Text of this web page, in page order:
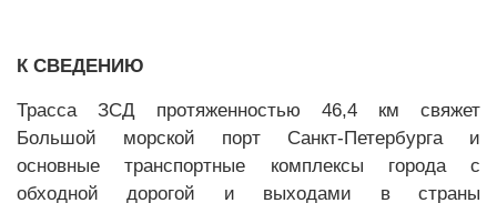
К СВЕДЕНИЮ
Трасса ЗСД протяженностью 46,4 км свяжет
Большой морской порт Санкт-Петербурга и
основные транспортные комплексы города с
обходной дорогой и выходами в страны